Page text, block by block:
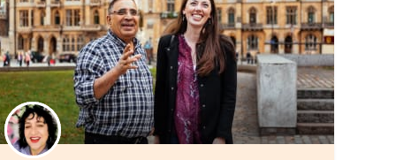
Choisissez votre local favori